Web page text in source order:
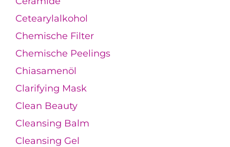
Cetearylalkohol
Chemische Filter
Chemische Peelings
Chiasamenöl
Clarifying Mask
Clean Beauty
Cleansing Balm
Cleansing Gel